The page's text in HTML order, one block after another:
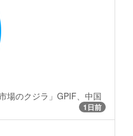
場のクジラ」GPIF、中国
1日前